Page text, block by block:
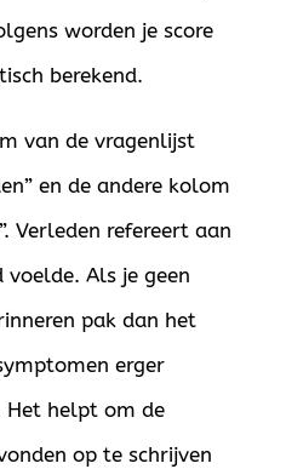
worden je score
berekend.
van de vragenlijst
en de andere kolom
Verleden refereert aan
Als je geen
pak dan het
erger
Het helpt om de
op te schrijven